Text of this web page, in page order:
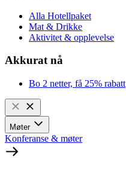
Alla Hotellpaket
Mat & Drikke
Aktivitet & opplevelse
Akkurat nå
Bo 2 netter, få 25% rabatt
Møter
Konferanse & møter